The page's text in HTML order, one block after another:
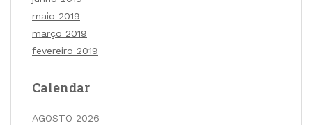
maio 2019
março 2019
fevereiro 2019
Calendar
AGOSTO 2026